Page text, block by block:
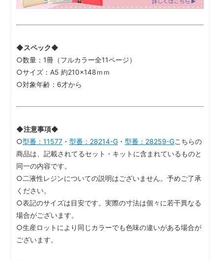
◆スペック◆
○数量：1冊（フルカラー全11ページ）
○サイズ：A5 約210×148ｍｍ
○対象年齢：6才から
◆注意事項◆
○型番：11577 ・ 型番：28214-G ・ 型番：28259-Gこちらの
商品は、記載されてるセット・キットに含まれているものと
同一の内容です。
○二液性レジンについての説明はございません。予めご了承
ください。
○表記のサイズは目安です。実際の寸法は個々に若干異なる
場合がございます。
○生産ロットにより同じカラーでも色味の違いがある場合が
ございます。